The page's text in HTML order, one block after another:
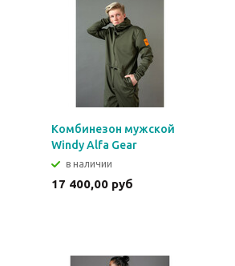
Комбинезон мужской
Windy Alfa Gear
в наличии
17 400,00 руб